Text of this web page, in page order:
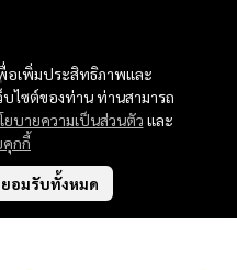
อเพิ่มประสิทธิภาพและ
ไซต์ของท่าน ท่านสามารถ
ยบายความเป็นส่วนตัว และ
คุกกี้
ยอมรับทั้งหมด